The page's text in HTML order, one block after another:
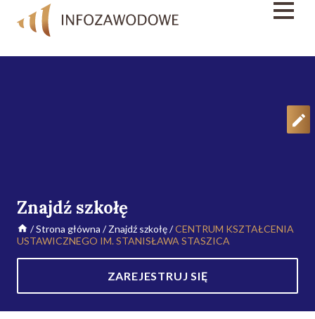
Znajdź szkołę
/Strona główna /Znajdź szkołę/CENTRUM KSZTAŁCENIA
USTAWICZNEGO IM. STANISŁAWA STASZICA
ZAREJESTRUJ SIĘ